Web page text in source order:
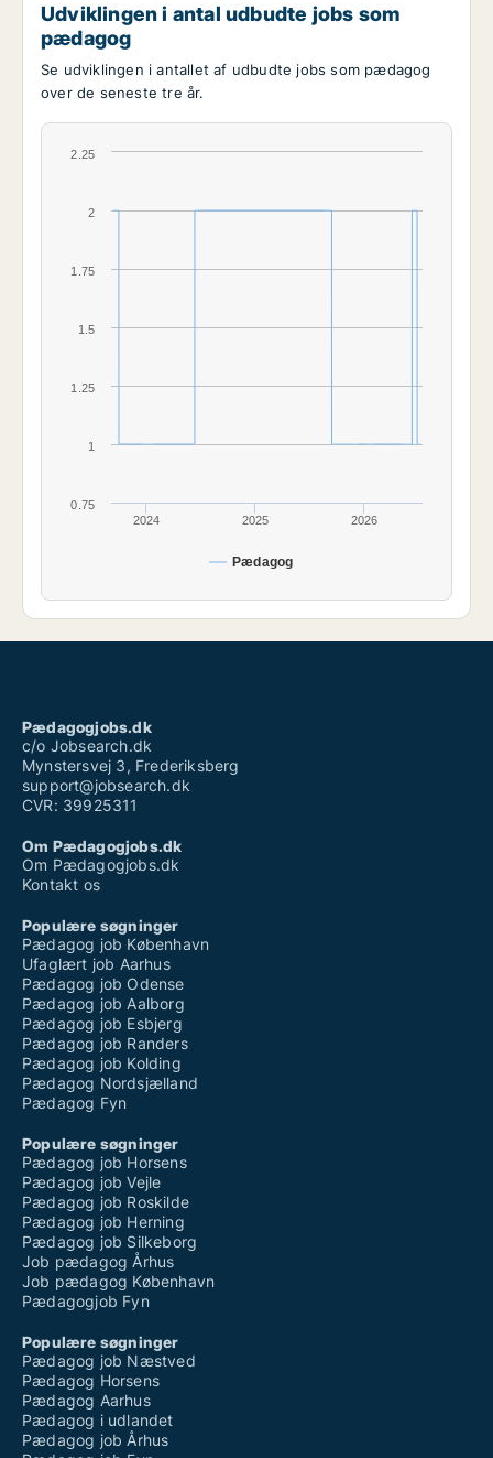
Udviklingen i antal udbudte jobs som
pædagog
Se udviklingen i antallet af udbudte jobs som pædagog
over de seneste tre år.
Pædagog
2024 2025 2026
1
2
0.75
1.25
1.5
1.75
2.25
Pædagogjobs.dk
c/o Jobsearch.dk
Mynstersvej 3, Frederiksberg
support@jobsearch.dk
CVR: 39925311
Om Pædagogjobs.dk
Om Pædagogjobs.dk
Kontakt os
Populære søgninger
Pædagog job København
Ufaglært job Aarhus
Pædagog job Odense
Pædagog job Aalborg
Pædagog job Esbjerg
Pædagog job Randers
Pædagog job Kolding
Pædagog Nordsjælland
Pædagog Fyn
Populære søgninger
Pædagog job Horsens
Pædagog job Vejle
Pædagog job Roskilde
Pædagog job Herning
Pædagog job Silkeborg
Job pædagog Århus
Job pædagog København
Pædagogjob Fyn
Populære søgninger
Pædagog job Næstved
Pædagog Horsens
Pædagog Aarhus
Pædagog i udlandet
Pædagog job Århus